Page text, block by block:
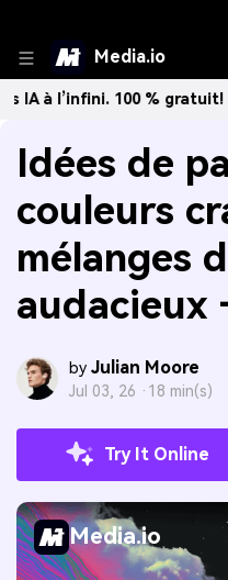
Media.io
100 % gratuit!Créer
Idées de
couleurs
mélanges
audacieux
by Julian Moore
Jul 03, 26 · 18 min(s)
Try It Online
Media.io